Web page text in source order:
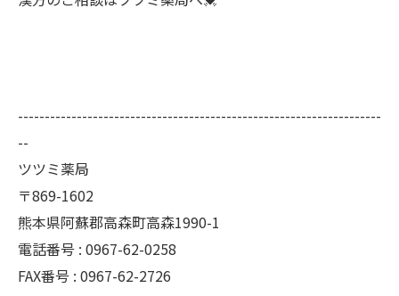
--------------------------------------------------------------------
--
ツツミ薬局
〒869-1602
熊本県阿蘇郡高森町高森1990-1
電話番号 : 0967-62-0258
FAX番号 : 0967-62-2726